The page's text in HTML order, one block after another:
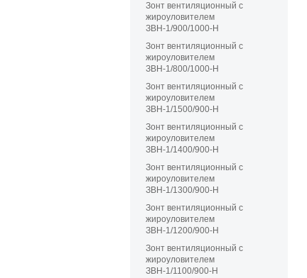
Зонт вентиляционный с
жироуловителем
ЗВН-1/900/1000-Н
Зонт вентиляционный с
жироуловителем
ЗВН-1/800/1000-Н
Зонт вентиляционный с
жироуловителем
ЗВН-1/1500/900-Н
Зонт вентиляционный с
жироуловителем
ЗВН-1/1400/900-Н
Зонт вентиляционный с
жироуловителем
ЗВН-1/1300/900-Н
Зонт вентиляционный с
жироуловителем
ЗВН-1/1200/900-Н
Зонт вентиляционный с
жироуловителем
ЗВН-1/1100/900-Н